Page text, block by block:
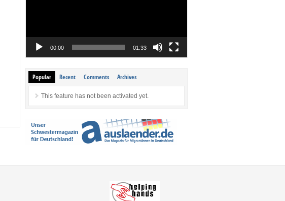
00:00 01:33
Popular Recent Comments Archives
This feature has not been activated yet.